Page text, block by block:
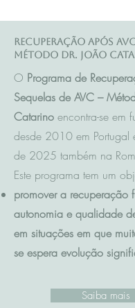
Recuperação após AVC
Método Dr. João
O Programa de
Sequelas de AVC –
Catarino encontra-se em
desde 2010 em Portugal
de 2025 também na
Este programa tem um
promover a recuperação
autonomia e qualidade
em situações em que
se espera evolução
Saiba mais